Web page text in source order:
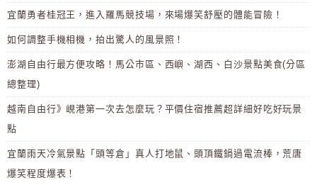
宜蘭勇者桂冠王，進入羅馬競技場，來場爆笑舒壓的體能冒險！
如何調整手機相機，拍出驚人的風景照！
澎湖自由行最方便攻略！馬公市區、西嶼、湖西、白沙景點美食(分區
總整理)
越南自由行》峴港第一次去怎麼玩？平價住宿推薦超詳細好吃好玩景
點
宜蘭雨天冷氣景點「頭等倉」真人打地鼠、頭頂鐵鍋過電流棒，荒唐
爆笑程度爆表！